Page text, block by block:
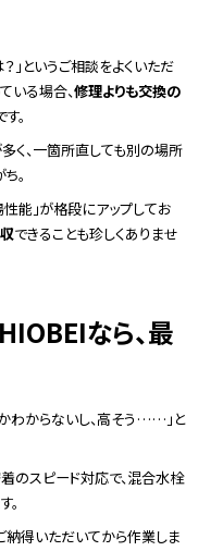
」というご相談をよくいただ
いる場合、修理よりも交換の
。
く、一箇所直しても別の場所
。
能」が格段にアップしてお
できることも珍しくありませ
なら、最
わからないし、高そう……」と
のスピード対応で、混合水栓
。
納得いただいてから作業しま